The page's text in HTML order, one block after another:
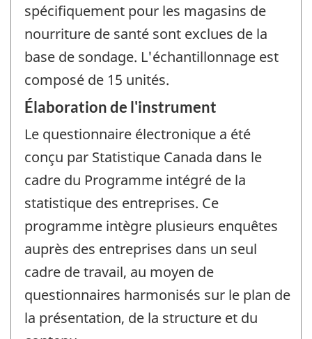
spécifiquement pour les magasins de
nourriture de santé sont exclues de la
base de sondage. L'échantillonnage est
composé de 15 unités.
Élaboration de l'instrument
Le questionnaire électronique a été
conçu par Statistique Canada dans le
cadre du Programme intégré de la
statistique des entreprises. Ce
programme intègre plusieurs enquêtes
auprès des entreprises dans un seul
cadre de travail, au moyen de
questionnaires harmonisés sur le plan de
la présentation, de la structure et du